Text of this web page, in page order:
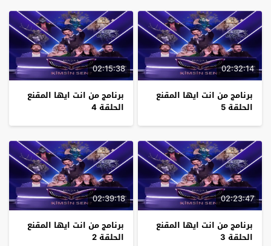
02:32:14
برنامج من انت ايها المقنع
الحلقة 5
02:15:38
برنامج من انت ايها المقنع
الحلقة 4
02:23:47
برنامج من انت ايها المقنع
الحلقة 3
02:39:18
برنامج من انت ايها المقنع
الحلقة 2